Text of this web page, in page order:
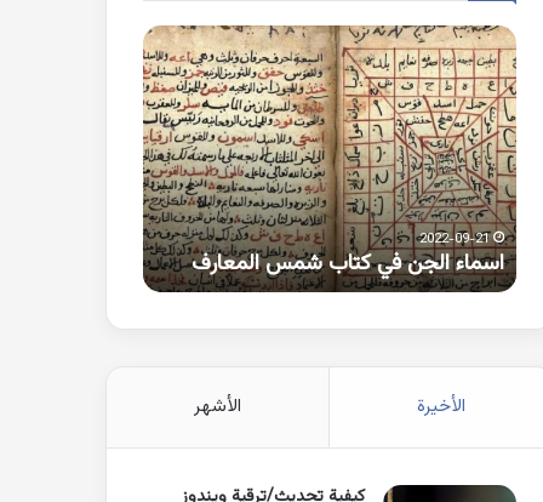
اسماء
الجن
في
كتاب
شمس
المعارف
2022-09-21
اسماء الجن في كتاب شمس المعارف
كلمات
بها
همزة
متطرفة
على
الواو
الأخيرة الأشهر
كيفية تحديث/ترقية ويندوز